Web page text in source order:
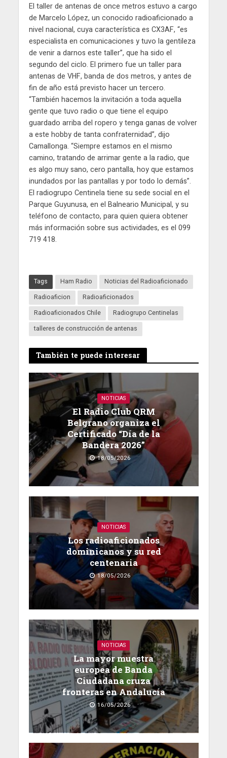
El taller de antenas de once metros estuvo a cargo
de Marcelo López, un conocido radioaficionado a
nivel nacional, cuya característica es CX3AF, “es
especialista en comunicaciones y tuvo la gentileza
de venir a darnos este taller”, que ha sido el
segundo del ciclo. El primero fue un taller para
antenas de VHF, banda de dos metros, y antes de
fin de año está previsto hacer un tercero.
“También hacemos la invitación a toda aquella
gente que tuvo radio o que tiene el equipo
guardado arriba del ropero y tenga ganas de volver
a este hobby de tanta confraternidad”, dijo
Camallonga. “Siempre estamos en el mismo
camino, tratando de arrimar gente a la radio, que
es algo muy sano, cero pantalla, hoy que estamos
inundados por las pantallas y por todo lo demás”.
El radiogrupo Centinela tiene su sede social en el
Parque Guyunusa, en el Balneario Municipal, y su
teléfono de contacto, para quien quiera obtener
más información sobre sus actividades, es el 099
719 418.
Tags Ham Radio
Noticias del Radioaficionado
Radioaficion
Radioaficionados
Radioaficionados Chile
Radiogrupo Centinelas
talleres de construcción de antenas
También te puede interesar
NOTICIAS
El Radio Club QRM
Belgrano organiza el
Certificado “Día de la
Bandera 2026”
18/05/2026
NOTICIAS
Los radioaficionados
dominicanos y su red
centenaria
18/05/2026
NOTICIAS
La mayor muestra
europea de Banda
Ciudadana cruza
fronteras en Andalucía
16/05/2026